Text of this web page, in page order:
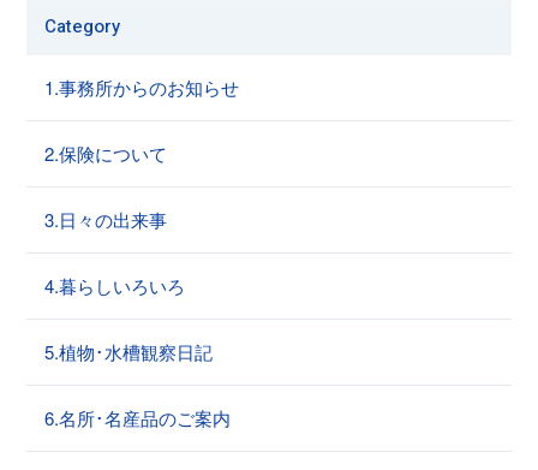
Category
1.事務所からのお知らせ
2.保険について
3.日々の出来事
4.暮らしいろいろ
5.植物･水槽観察日記
6.名所･名産品のご案内